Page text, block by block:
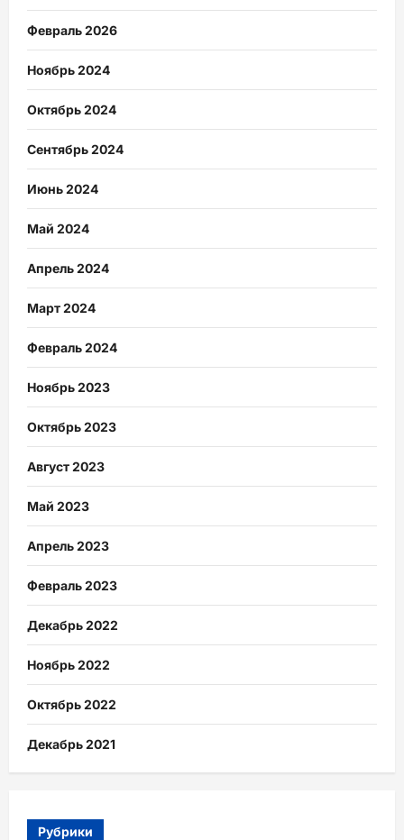
Февраль 2026
Ноябрь 2024
Октябрь 2024
Сентябрь 2024
Июнь 2024
Май 2024
Апрель 2024
Март 2024
Февраль 2024
Ноябрь 2023
Октябрь 2023
Август 2023
Май 2023
Апрель 2023
Февраль 2023
Декабрь 2022
Ноябрь 2022
Октябрь 2022
Декабрь 2021
Рубрики